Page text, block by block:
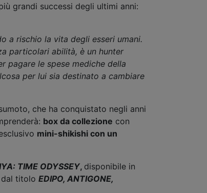
grandi successi degli ultimi anni:
a rischio la vita degli esseri umani.
particolari abilità, è un hunter
pagare le spese mediche della
per lui sia destinato a cambiare
che ha conquistato negli anni
box da collezione con
mini-shikishi con un
TIME ODYSSEY, disponibile in
titolo EDIPO, ANTIGONE,